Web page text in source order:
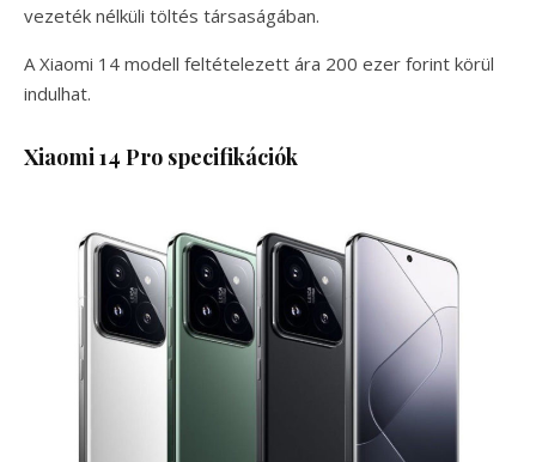
vezeték nélküli töltés társaságában.
A Xiaomi 14 modell feltételezett ára 200 ezer forint körül
indulhat.
Xiaomi 14 Pro specifikációk